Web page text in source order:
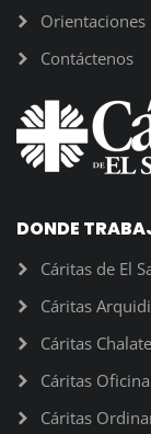
Orientaciones
Contáctenos
DONDE
Cáritas de El
Cáritas
Cáritas
Cáritas
Cáritas